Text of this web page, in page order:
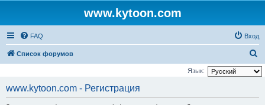
www.kytoon.com
FAQ Вход
Список форумов
о
Язык:
www.kytoon.com - Регистрация